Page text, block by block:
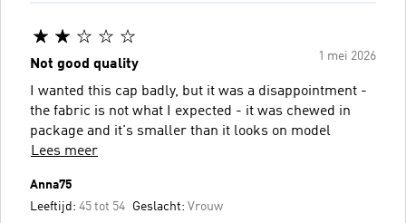
1 mei 2026
Not good quality
I wanted this cap badly, but it was a disappointment -
the fabric is not what I expected - it was chewed in
package and it's smaller than it looks on model
Lees meer
Anna75
Leeftijd: 45 tot 54 Geslacht: Vrouw